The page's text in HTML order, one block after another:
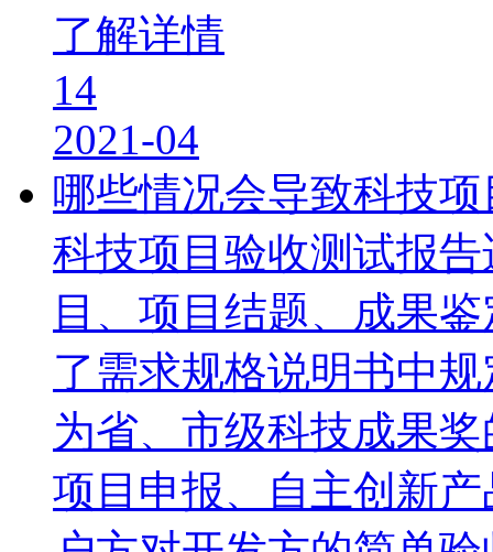
了解详情
14
2021-04
哪些情况会导致科技
科技项目验收测试报
目、项目结题、成果
了需求规格说明书中
为省、市级科技成果
项目申报、自主创新